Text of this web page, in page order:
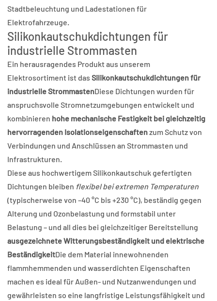
Stadtbeleuchtung und Ladestationen für
Elektrofahrzeuge.
Silikonkautschukdichtungen für
industrielle Strommasten
Ein herausragendes Produkt aus unserem
Elektrosortiment ist das Silikonkautschukdichtungen für
industrielle StrommastenDiese Dichtungen wurden für
anspruchsvolle Stromnetzumgebungen entwickelt und
kombinieren hohe mechanische Festigkeit bei gleichzeitig
hervorragenden Isolationseigenschaftenzum Schutz von
Verbindungen und Anschlüssen an Strommasten und
Infrastrukturen.
Diese aus hochwertigem Silikonkautschuk gefertigten
Dichtungen bleiben flexibel bei extremen Temperaturen
(typischerweise von –40 °C bis +230 °C), beständig gegen
Alterung und Ozonbelastung und formstabil unter
Belastung – und all dies bei gleichzeitiger Bereitstellung
ausgezeichnete Witterungsbeständigkeit und elektrische
BeständigkeitDie dem Material innewohnenden
flammhemmenden und wasserdichten Eigenschaften
machen es ideal für Außen- und Nutzanwendungen und
gewährleisten so eine langfristige Leistungsfähigkeit und